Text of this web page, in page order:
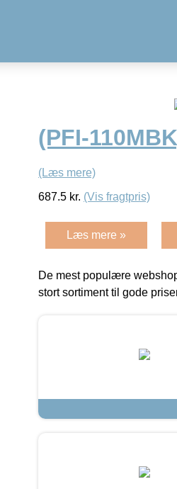
(PFI-
(Læs mere)
687.5 kr. (Vis fragtpris)
Læs mere »
De mest populære
stort sortiment til gode